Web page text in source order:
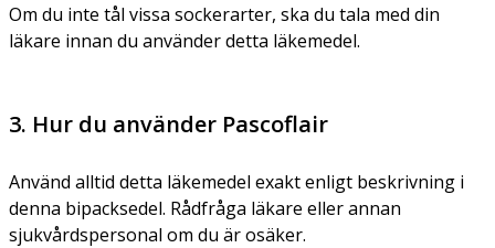
Om du inte tål vissa sockerarter, ska du tala med din
läkare innan du använder detta läkemedel.
3. Hur du använder Pascoflair
Använd alltid detta läkemedel exakt enligt beskrivning i
denna bipacksedel. Rådfråga läkare eller annan
sjukvårdspersonal om du är osäker.